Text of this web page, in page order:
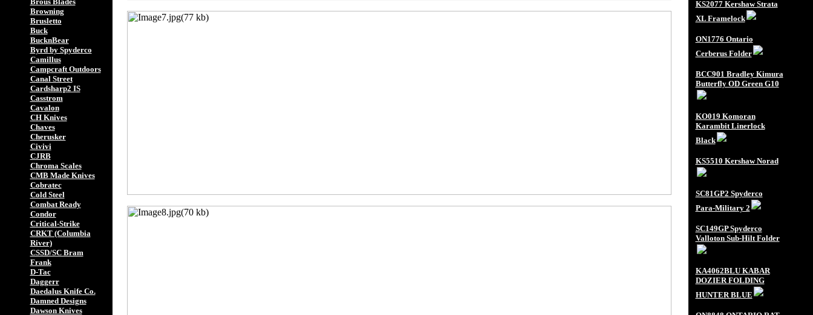
Browning
Brusletto
Buck
BucknBear
Byrd by Spyderco
Camillus
Campcraft Outdoors
Canal Street
Cardsharp2 IS
Casstrom
Cavalon
CH Knives
Chaves
Cherusker
Civivi
CJRB
Chroma Scales
CMB Made Knives
Cobratec
Cold Steel
Combat Ready
Condor
Critical-Strike
CRKT (Columbia
River)
CSSD/SC Bram
Frank
D-Tac
Daggerr
Daedalus Knife Co.
Damned Designs
Dawson Knives
KS2077 Kershaw Strata
XL Framelock
ON1776 Ontario
Cerberus Folder
BCC901 Bradley Kimura
Butterfly OD Green G10
KO019 Komoran
Karambit Linerlock
Black
KS5510 Kershaw Norad
SC81GP2 Spyderco
Para-Military 2
SC149GP Spyderco
Valloton Sub-Hilt Folder
KA4062BLU KABAR
DOZIER FOLDING
HUNTER BLUE